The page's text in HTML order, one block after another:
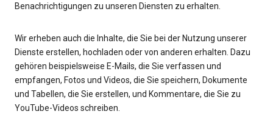
Benachrichtigungen zu unseren Diensten zu erhalten.
Wir erheben auch die Inhalte, die Sie bei der Nutzung unserer
Dienste erstellen, hochladen oder von anderen erhalten. Dazu
gehören beispielsweise E-Mails, die Sie verfassen und
empfangen, Fotos und Videos, die Sie speichern, Dokumente
und Tabellen, die Sie erstellen, und Kommentare, die Sie zu
YouTube-Videos schreiben.